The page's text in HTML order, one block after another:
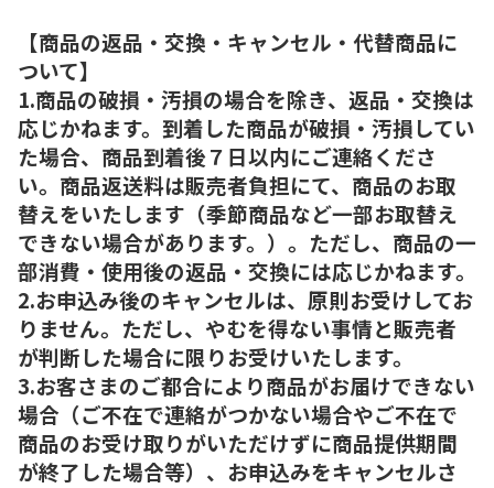
【商品の返品・交換・キャンセル・代替商品に
ついて】
1.商品の破損・汚損の場合を除き、返品・交換は
応じかねます。到着した商品が破損・汚損してい
た場合、商品到着後７日以内にご連絡くださ
い。商品返送料は販売者負担にて、商品のお取
替えをいたします（季節商品など一部お取替え
できない場合があります。）。ただし、商品の一
部消費・使用後の返品・交換には応じかねます。
2.お申込み後のキャンセルは、原則お受けしてお
りません。ただし、やむを得ない事情と販売者
が判断した場合に限りお受けいたします。
3.お客さまのご都合により商品がお届けできない
場合（ご不在で連絡がつかない場合やご不在で
商品のお受け取りがいただけずに商品提供期間
が終了した場合等）、お申込みをキャンセルさ